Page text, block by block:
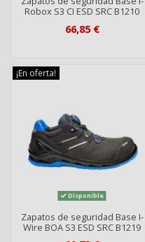
Robox S3 CI ESD SRC B1210
66,85 €
¡En oferta!
Disponible
Zapatos de seguridad Base I-
Wire BOA S3 ESD SRC B1219